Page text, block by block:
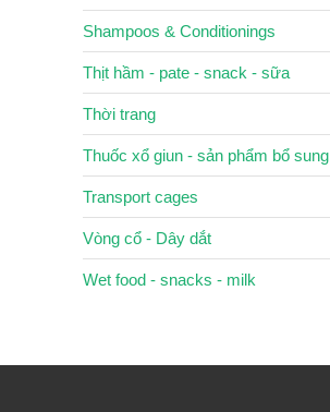
Shampoos & Conditionings
Thịt hầm - pate - snack - sữa
Thời trang
Thuốc xổ giun - sản phẩm bổ sung
Transport cages
Vòng cổ - Dây dắt
Wet food - snacks - milk